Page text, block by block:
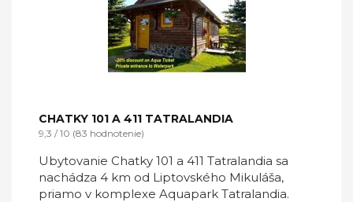
CHATKY 101 A 411 TATRALANDIA
9,3 / 10 (83 hodnotenie)
Ubytovanie Chatky 101 a 411 Tatralandia sa
nachádza 4 km od Liptovského Mikuláša,
priamo v komplexe Aquapark Tatralandia.